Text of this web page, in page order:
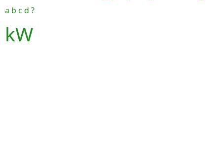
a b c d ?
kW